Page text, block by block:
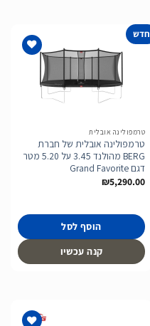
חדש
טרמפולינה אובלית
טרמפולינה אובלית של חברת
BERG מהולנד 3.45 על 5.20 מטר
דגם Grand Favorite
₪5,290.00
הוסף לסל
קנה עכשיו